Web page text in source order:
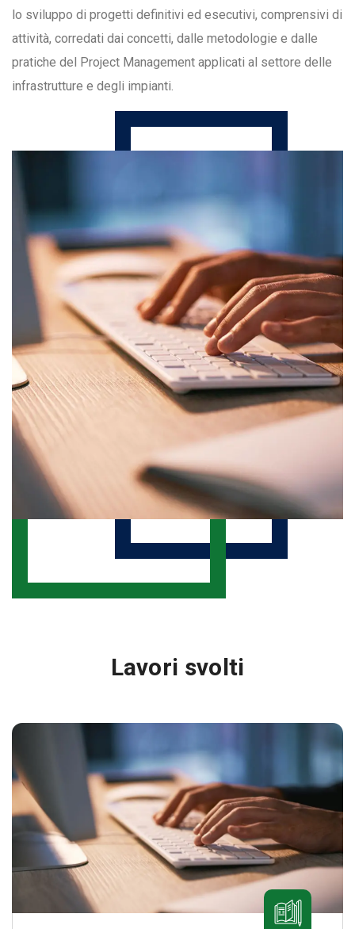
lo sviluppo di progetti definitivi ed esecutivi, comprensivi di
attività, corredati dai concetti, dalle metodologie e dalle
pratiche del Project Management applicati al settore delle
infrastrutture e degli impianti.
Lavori svolti